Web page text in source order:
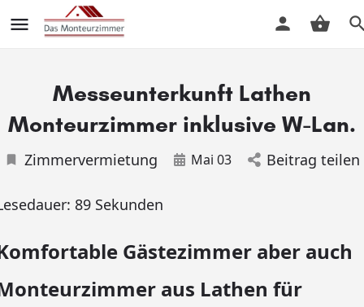
Messeunterkunft Lathen
Monteurzimmer inklusive W-Lan.
Zimmervermietung Mai 03 Beitrag teilen
89 Sekunden
Gästezimmer aber auch
aus Lathen für